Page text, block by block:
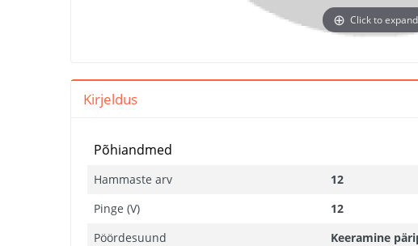
Click to expand
Kirjeldus
Põhiandmed
Hammaste arv
12
Pinge (V)
12
Pöördesuund
Keeramine